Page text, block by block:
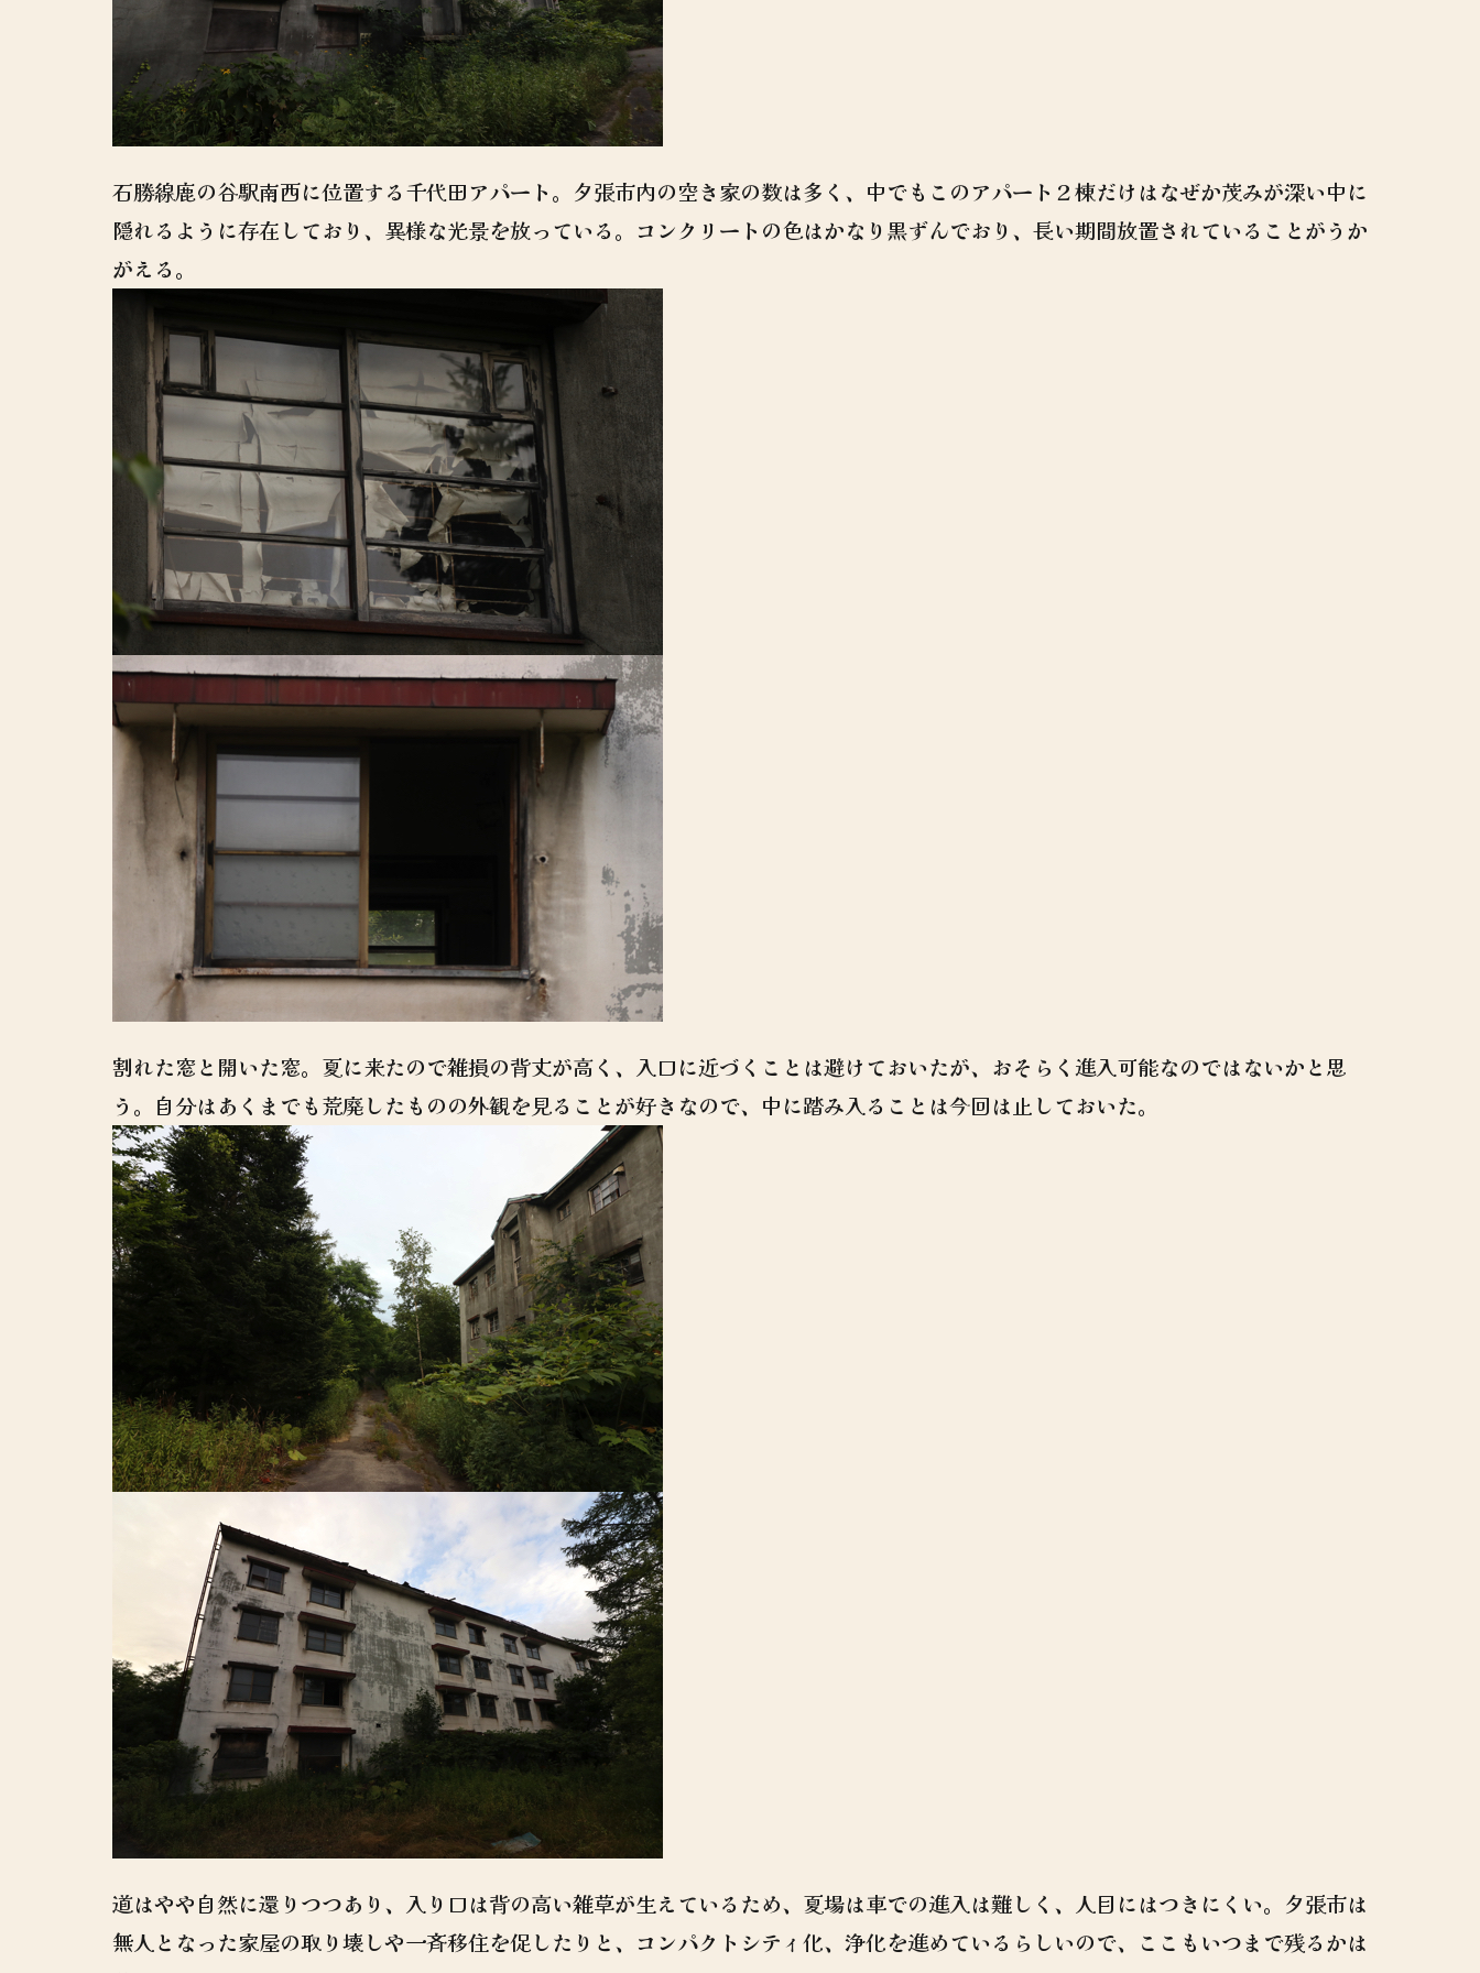
石勝線鹿の谷駅南西に位置する千代田アパート。夕張市内の空き家の数は多く、中でもこのアパート２棟だけはなぜか茂みが深い中に
隠れるように存在しており、異様な光景を放っている。コンクリートの色はかなり黒ずんでおり、長い期間放置されていることがうか
がえる。
割れた窓と開いた窓。夏に来たので雑損の背丈が高く、入口に近づくことは避けておいたが、おそらく進入可能なのではないかと思
う。自分はあくまでも荒廃したものの外観を見ることが好きなので、中に踏み入ることは今回は止しておいた。
道はやや自然に還りつつあり、入り口は背の高い雑草が生えているため、夏場は車での進入は難しく、人目にはつきにくい。夕張市は
無人となった家屋の取り壊しや一斉移住を促したりと、コンパクトシティ化、浄化を進めているらしいので、ここもいつまで残るかは